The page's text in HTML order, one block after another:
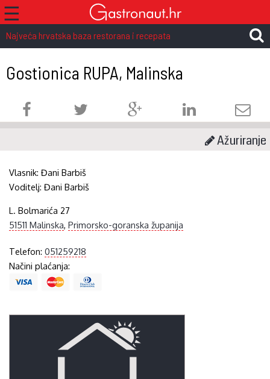
☰
Najveća hrvatska baza restorana i recepata
Gostionica RUPA, Malinska
Ažuriranje
Vlasnik:Đani Barbiš
Voditelj:Đani Barbiš
L. Bolmarića 27
51511 Malinska,Primorsko-goranska županija
Telefon:051259218
Načini plaćanja: